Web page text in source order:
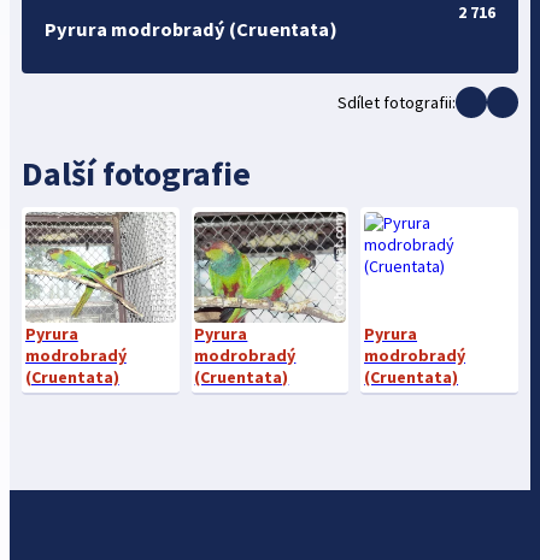
Pyrura modrobradý (Cruentata)
2 716
Sdílet fotografii:
Další fotografie
Pyrura
modrobradý
(Cruentata)
Pyrura
modrobradý
(Cruentata)
Pyrura
modrobradý
(Cruentata)